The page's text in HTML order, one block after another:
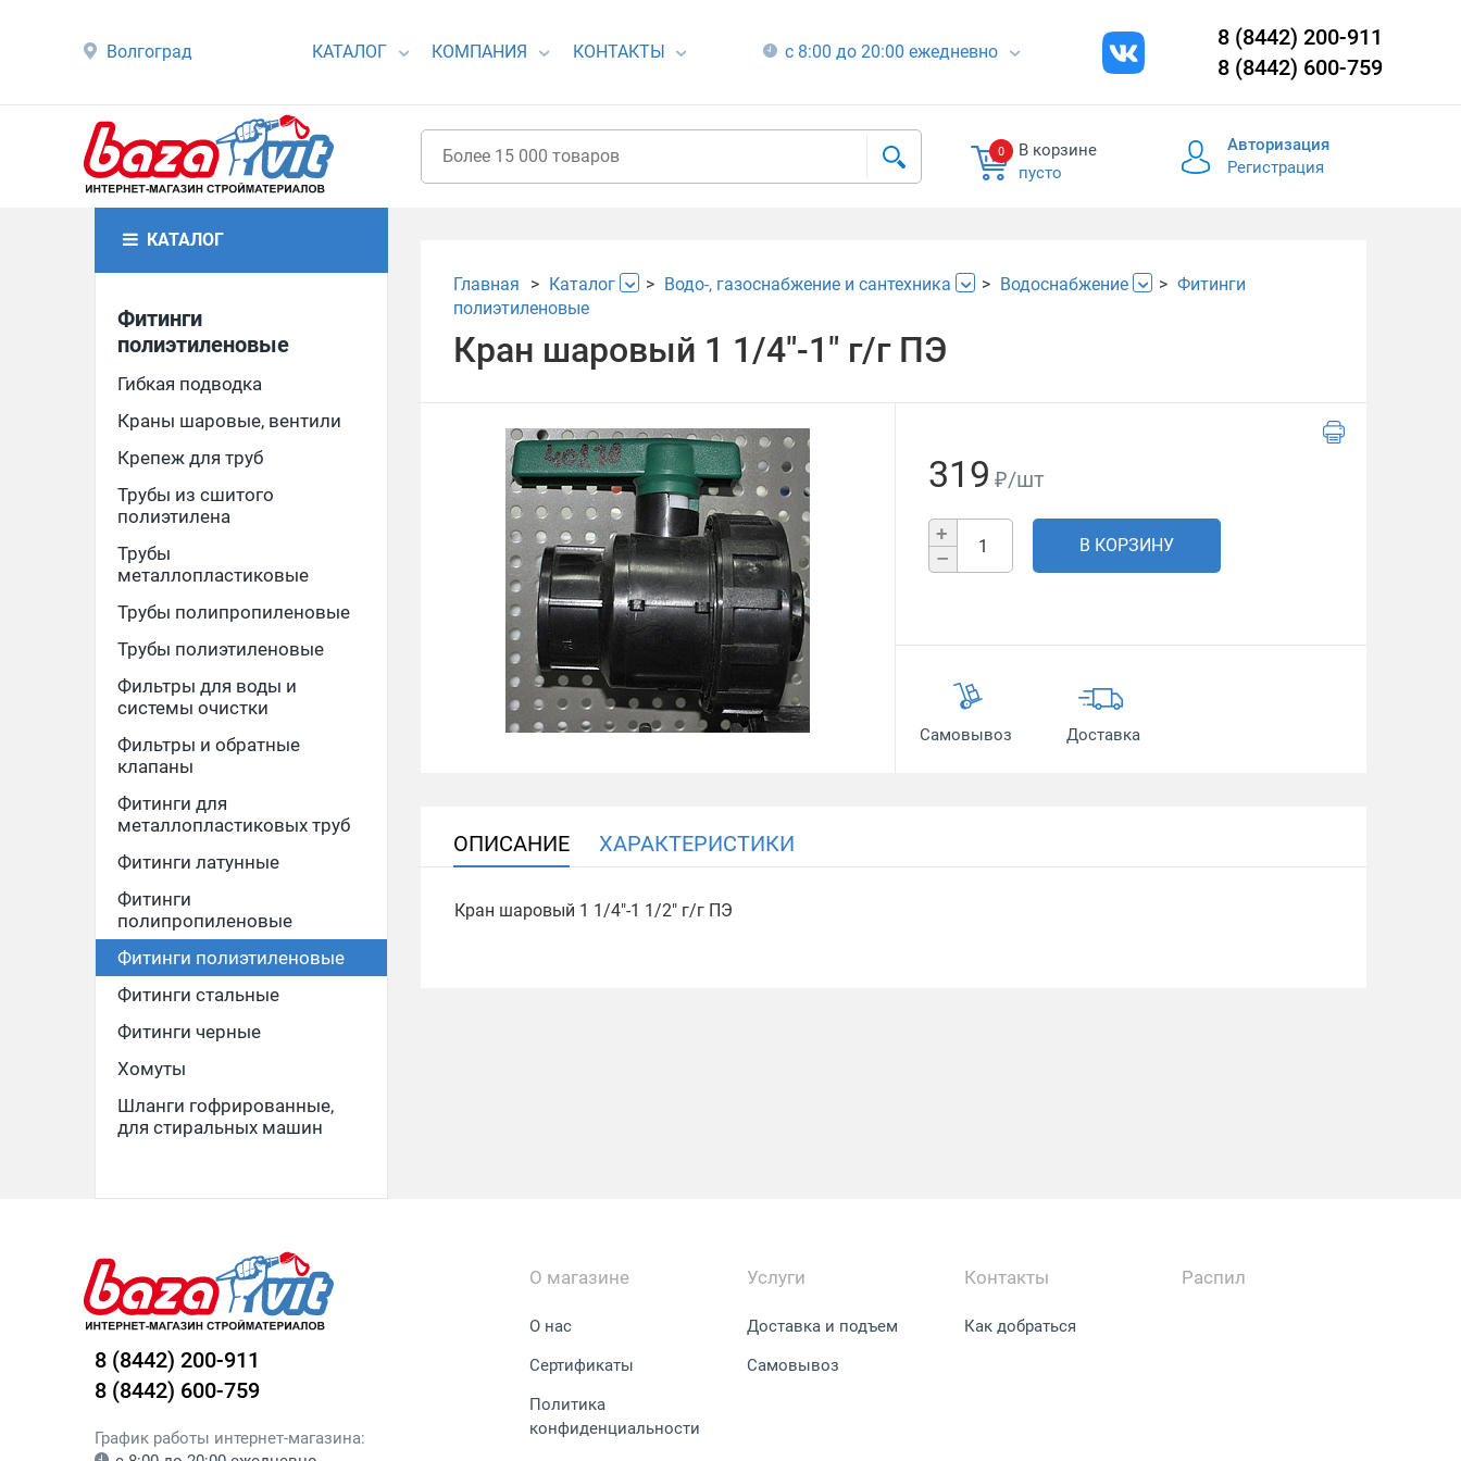
Волгоград КАТАЛОГ КОМПАНИЯ КОНТАКТЫ с 8:00 до 20:00 ежедневно
8 (8442) 200-911
8 (8442) 600-759
0
В корзине
пусто
Авторизация
Регистрация
КАТАЛОГ
Фитинги
полиэтиленовые
Гибкая подводка
Краны шаровые, вентили
Крепеж для труб
Трубы из сшитого
полиэтилена
Трубы
металлопластиковые
Трубы полипропиленовые
Трубы полиэтиленовые
Фильтры для воды и
системы очистки
Фильтры и обратные
клапаны
Фитинги для
металлопластиковых труб
Фитинги латунные
Фитинги
полипропиленовые
Фитинги полиэтиленовые
Фитинги стальные
Фитинги черные
Хомуты
Шланги гофрированные,
для стиральных машин
Главная Каталог Водо-, газоснабжение и сантехника Водоснабжение
Фитинги
полиэтиленовые
Кран шаровый 1 1/4"-1" г/г ПЭ
319 ₽/шт
+
–
В КОРЗИНУ
Самовывоз Доставка
ОПИСАНИЕ ХАРАКТЕРИСТИКИ
Кран шаровый 1 1/4"-1 1/2" г/г ПЭ
8 (8442) 200-911
8 (8442) 600-759
График работы интернет-магазина:
О магазине
О нас
Сертификаты
Политика
конфиденциальности
Услуги
Доставка и подъем
Самовывоз
Контакты
Как добраться
Распил